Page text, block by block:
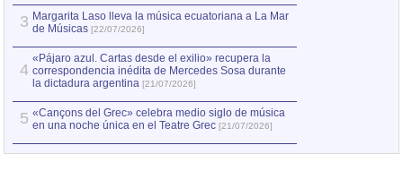
3 Margarita Laso lleva la música ecuatoriana a La Mar
de Músicas [22/07/2026]
4
«Pájaro azul. Cartas desde el exilio» recupera la
correspondencia inédita de Mercedes Sosa durante
la dictadura argentina [21/07/2026]
5 «Cançons del Grec» celebra medio siglo de música
en una noche única en el Teatre Grec [21/07/2026]